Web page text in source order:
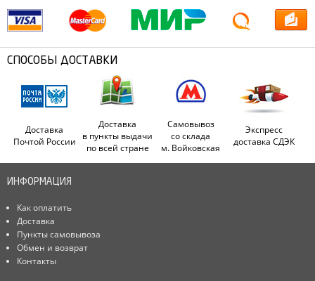
СПОСОБЫ ДОСТАВКИ
Доставка
Почтой России
Доставка
в пункты выдачи
по всей стране
Самовывоз
со склада
м. Войковская
Экспресс
доставка СДЭК
ИНФОРМАЦИЯ
Как оплатить
Доставка
Пункты самовывоза
Обмен и возврат
Контакты